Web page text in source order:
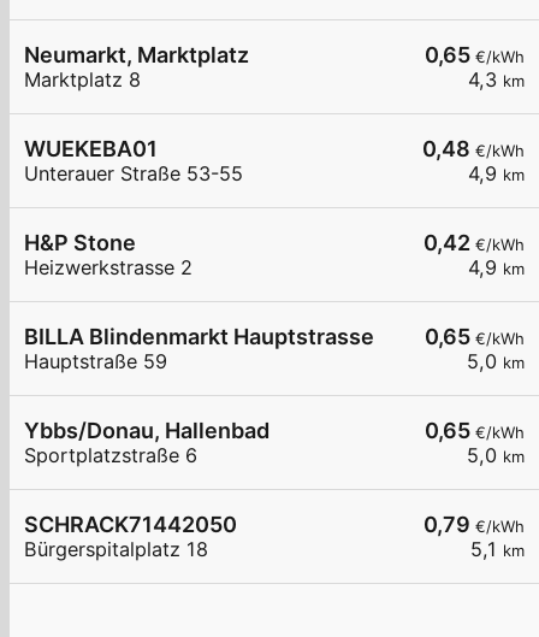
0,65 €/kWh
4,3 km
Neumarkt, Marktplatz
Marktplatz 8
0,48 €/kWh
4,9 km
WUEKEBA01
Unterauer Straße 53-55
0,42 €/kWh
4,9 km
H&P Stone
Heizwerkstrasse 2
0,65 €/kWh
5,0 km
BILLA Blindenmarkt Hauptstrasse
Hauptstraße 59
0,65 €/kWh
5,0 km
Ybbs/Donau, Hallenbad
Sportplatzstraße 6
0,79 €/kWh
5,1 km
SCHRACK71442050
Bürgerspitalplatz 18